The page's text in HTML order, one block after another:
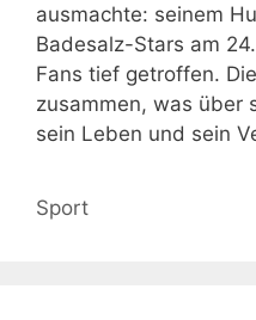
ausmachte: seinem
Badesalz-Stars am
Fans tief getroffen.
zusammen, was über
sein Leben und sein
Kategorien
Sport